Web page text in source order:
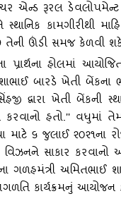
એન્‍ડ રૂરલ
સ્‍થાનિક કામગીરીથી
છે તેની ઊંડી સમજ કેળવી
પ્રાર્થના હોલમાં
બારડે ખેતી
દ્વારા ખેતી
કરવાનો હતો.'' વધુમાં
૬ જુલાઈ ૨૦૨૧ના
વિઝનને સાકાર
ગળહમંત્રી
કાર્યક્રમનું